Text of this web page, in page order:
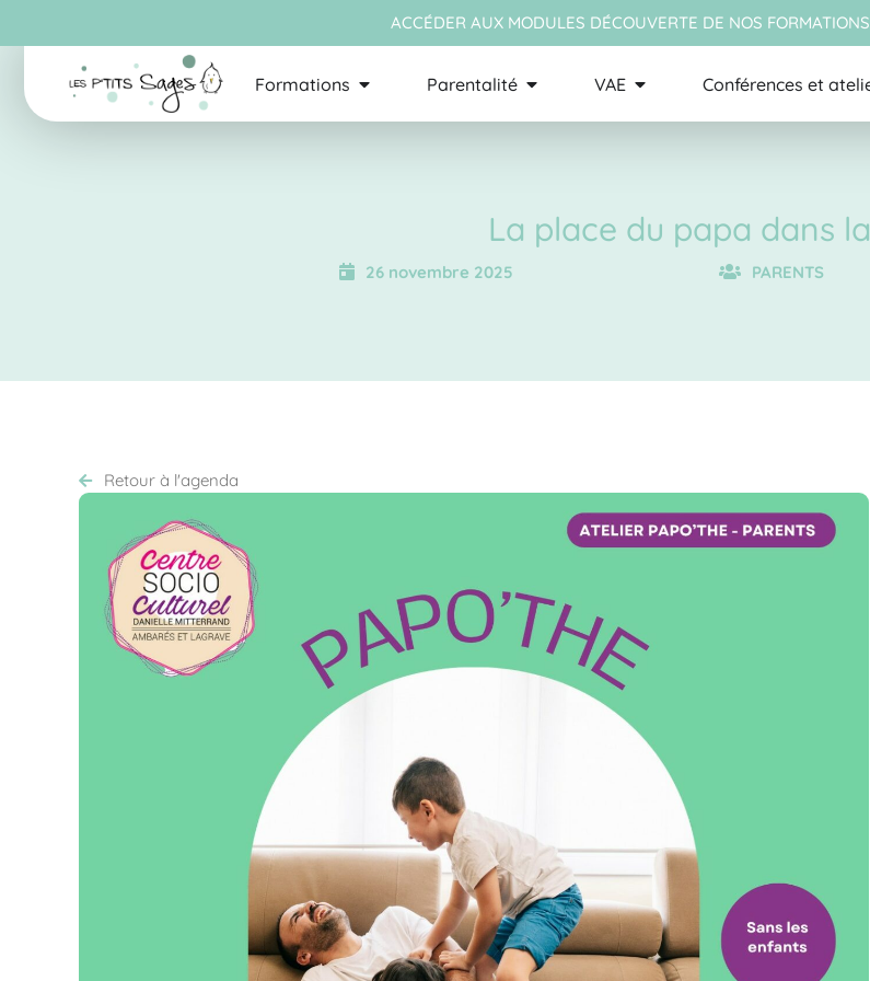
ACCÉDER AUX MODULES DÉCOUVERTE DE NOS
Formations Parentalité VAE Conférences et
La place du papa dans
26 novembre 2025 PARENTS
Retour à l'agenda